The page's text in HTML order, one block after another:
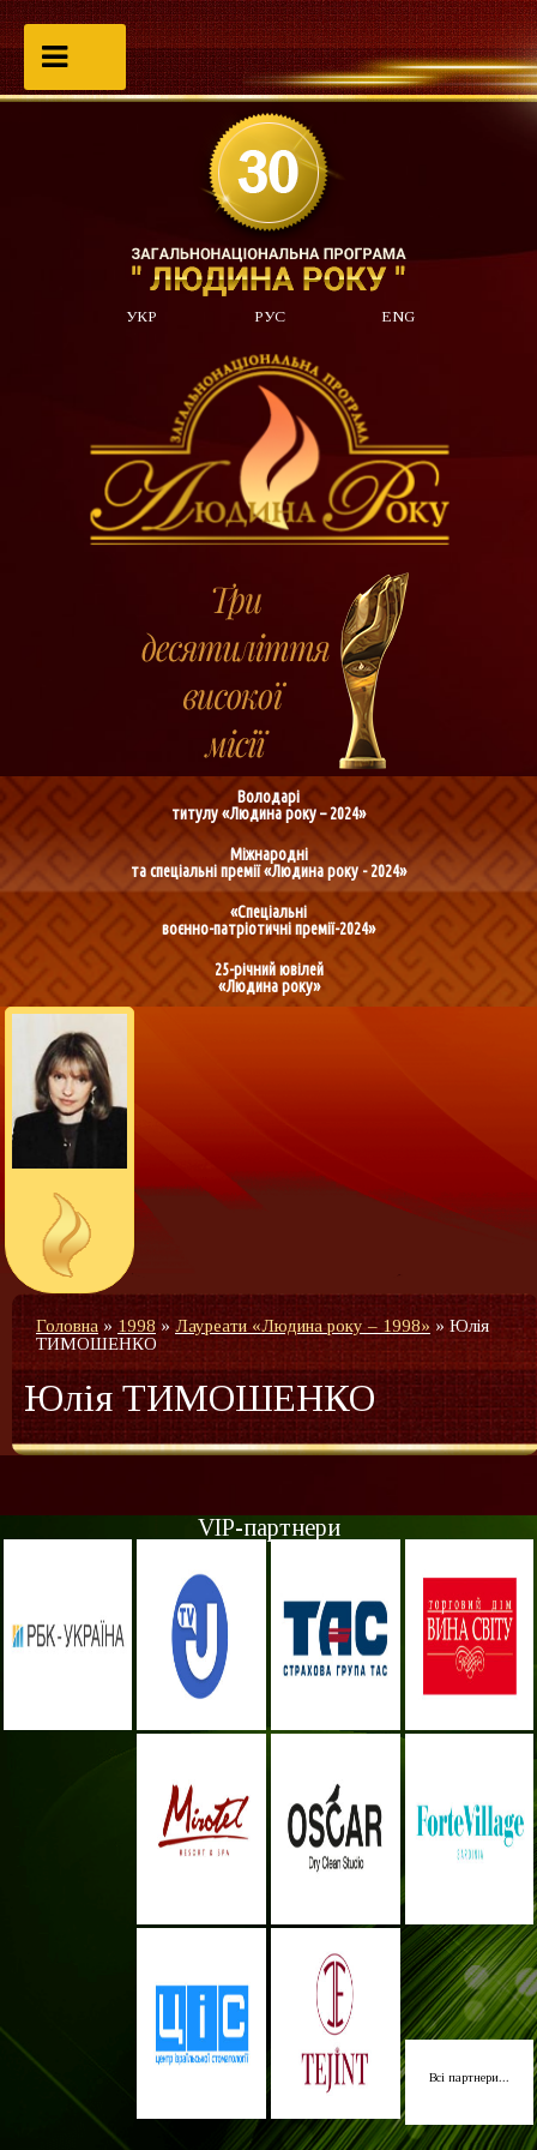
УКР РУС ENG
Володарі
титулу «Людина року – 2024»
Міжнародні
та спеціальні премії «Людина року - 2024»
«Спеціальні
воєнно-патріотичні премії-2024»
25-річний ювілей
«Людина року»
Головна »1998»Лауреати «Людина року – 1998»»Юлія
ТИМОШЕНКО
Юлія ТИМОШЕНКО
VIP-партнери
Всі партнери...